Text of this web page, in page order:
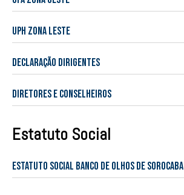
UPH Zona Leste
Declaração Dirigentes
Diretores e Conselheiros
Estatuto Social
Estatuto Social Banco de Olhos de Sorocaba